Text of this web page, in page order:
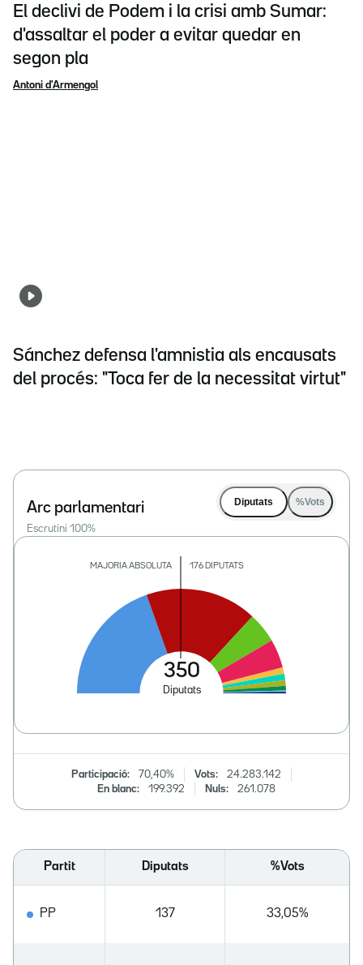
El declivi de Podem i la crisi amb Sumar:
d'assaltar el poder a evitar quedar en
segon pla
Antoni d'Armengol
Sánchez defensa l'amnistia als encausats
del procés: "Toca fer de la necessitat virtut"
Arc parlamentari
Escrutini 100%
Diputats %Vots
Participació: 70,40% Vots:
24.283.142
En blanc:
199.392 Nuls: 261.078
Partit Diputats %Vots
PP 137 33,05%